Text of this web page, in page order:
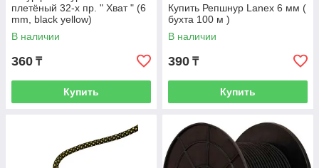
плетёный 32-х пр. " Хват " (6
mm, black yellow)
В наличии
360 ₸
Купить
Купить Репшнур Lanex 6 мм (
бухта 100 м )
В наличии
390 ₸
Купить